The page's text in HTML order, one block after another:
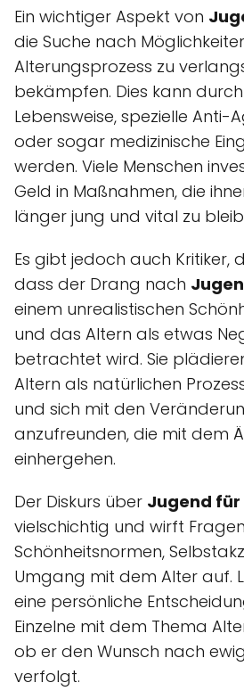
Ein wichtiger Aspekt von
die Suche nach
Alterungsprozess zu
bekämpfen. Dies kann
Lebensweise, spezielle Anti-
oder sogar medizinische
werden. Viele Menschen
Geld in Maßnahmen, die
länger jung und vital zu
Es gibt jedoch auch Kritiker,
dass der Drang nach
einem unrealistischen
und das Altern als etwas
betrachtet wird. Sie
Altern als natürlichen
und sich mit den
anzufreunden, die mit dem
einhergehen.
Der Diskurs über Jugend
vielschichtig und wirft
Schönheitsnormen,
Umgang mit dem Alter auf.
eine persönliche
Einzelne mit dem Thema
ob er den Wunsch nach
verfolgt.